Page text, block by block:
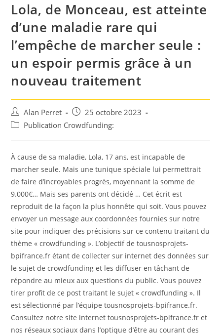
Lola, de Monceau, est atteinte
d’une maladie rare qui
l’empêche de marcher seule :
un espoir permis grâce à un
nouveau traitement
Auteur/autrice
de
Alan Perret
Post
published:
25 octobre 2023
PostPublication Crowdfunding:
À cause de sa maladie, Lola, 17 ans, est incapable de
marcher seule. Mais une tunique spéciale lui permettrait
de faire d’incroyables progrès, moyennant la somme de
9.000€… Mais ses parents ont décidé … Cet écrit est
reproduit de la façon la plus honnête qui soit. Vous pouvez
envoyer un message aux coordonnées fournies sur notre
site pour indiquer des précisions sur ce contenu traitant du
thème « crowdfunding ». L’objectif de tousnosprojets-
bpifrance.fr étant de collecter sur internet des données sur
le sujet de crowdfunding et les diffuser en tâchant de
répondre au mieux aux questions du public. Vous pouvez
tirer profit de ce post traitant le sujet « crowdfunding ». Il
est sélectionné par l’équipe tousnosprojets-bpifrance.fr.
Consultez notre site internet tousnosprojets-bpifrance.fr et
nos réseaux sociaux dans l’optique d’être au courant des